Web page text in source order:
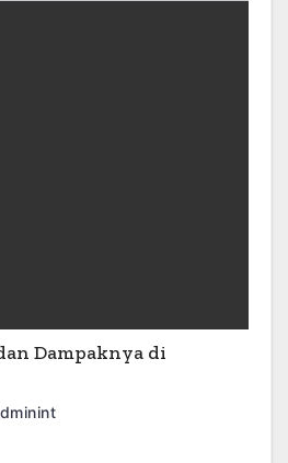
Dampaknya di